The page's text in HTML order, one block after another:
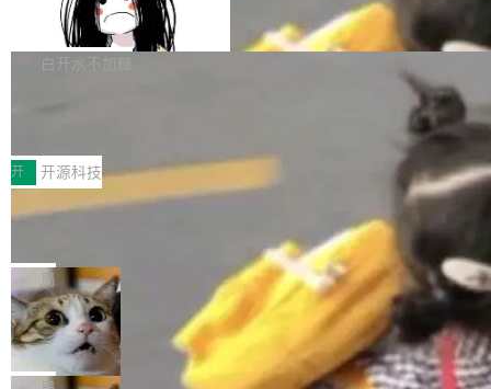
维基百科的替代方案。Lawfare 调查发现，无论
热门页面还是低关注度页面，均未出现近期更
声明 LocaleResolver、注册 LocaleChangeInt
erceptor…五六步之后才能看到第一行翻译文
本。 Solon 换了个方式。整个 i18n 模块围绕三
支持 UPDATE、MERGE INTO 与 Iceb
erg V3
Apache Doris 4.1 要补齐的，正是缺失的那一
半。在已有查询能力的基础上，Doris 进一步支
常维护操作，并完整支持 Iceberg V3 格式。
白开水不加糖
村国家自主创新示范区会议中心开幕。本届大会
由中关村智联软件服务业质量创新联盟主办，以
“智构可信·质创未来——AI原生时代的质量新范
式”为主题，直面AI从实验室走向规模化产业落地
的核心质量命题。会上，《2026智能研发生产力
工具选型手册》发布，Testin云测的Testin XAge
nt智能测试系统入选AI测试领域代表产品。对CI
O而言，这提示了一个转变：AI测试正在从效率
工具升级为企业的质量基础设施。 CIO面对的新
开 开源科技
让非法状态不可表示：一篇关于 ADT
有一种东西，一旦用过就回不去了。Alex Fedos
eev 管它叫"软件设计的基石"。 他说的东西不新
鲜——代数数据类型（ADT），尤其是和类型
（sum type）。但他说清楚了一件事：这不是类
型系统的学术体操，是日常编码的思维方式。 文
章从一个简单的例子切入。一个网站的深色主题
局
Cloudflare 开源内部企业 AI 平台 Clou
dflare OS
Cloudflare 发布了一个开源项目 Cloudflare O
S。如果你只看官方博客，你会觉得这是又一